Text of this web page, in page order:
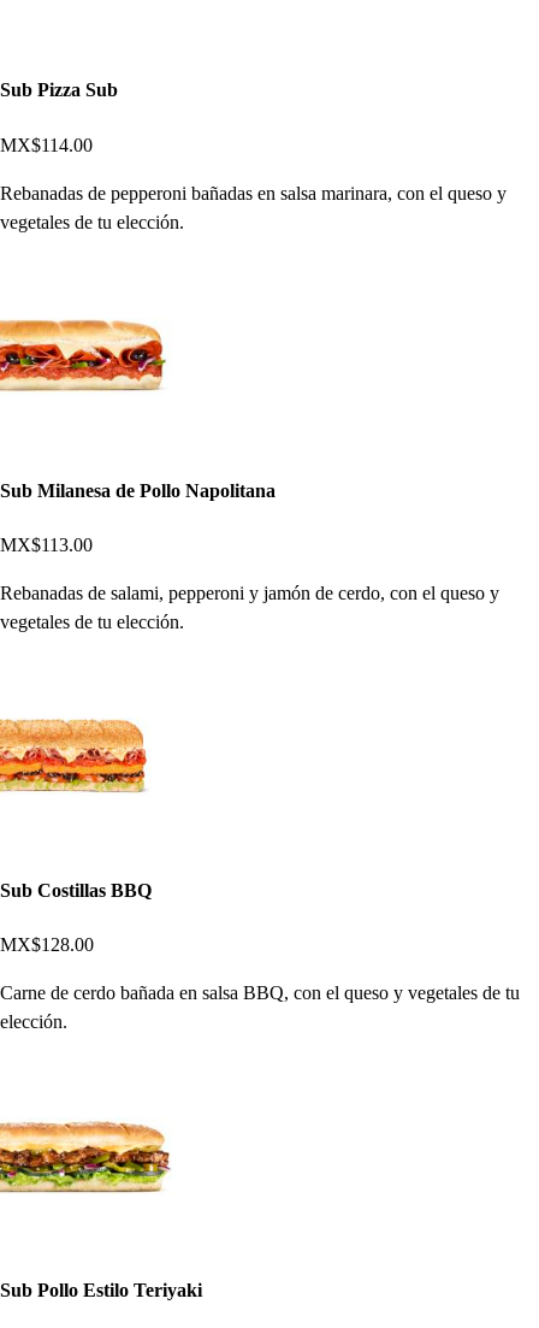
Sub Pizza Sub
MX$114.00
Rebanadas de pepperoni bañadas en salsa marinara, con el queso y
vegetales de tu elección.
Sub Milanesa de Pollo Napolitana
MX$113.00
Rebanadas de salami, pepperoni y jamón de cerdo, con el queso y
vegetales de tu elección.
Sub Costillas BBQ
MX$128.00
Carne de cerdo bañada en salsa BBQ, con el queso y vegetales de tu
elección.
Sub Pollo Estilo Teriyaki